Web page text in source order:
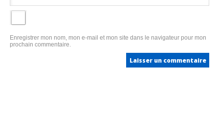
Enregistrer mon nom, mon e-mail et mon site dans le navigateur pour mon
prochain commentaire.